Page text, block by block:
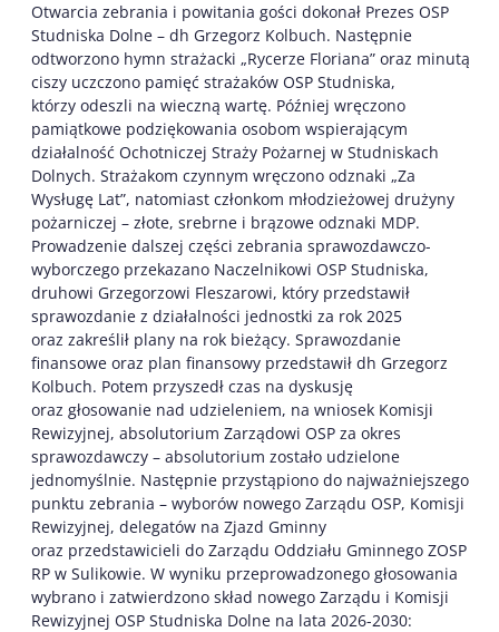
Otwarcia zebrania i powitania gości dokonał Prezes OSP
Studniska Dolne – dh Grzegorz Kolbuch. Następnie
odtworzono hymn strażacki „Rycerze Floriana” oraz minutą
ciszy uczczono pamięć strażaków OSP Studniska,
którzy odeszli na wieczną wartę. Później wręczono
pamiątkowe podziękowania osobom wspierającym
działalność Ochotniczej Straży Pożarnej w Studniskach
Dolnych. Strażakom czynnym wręczono odznaki „Za
Wysługę Lat”, natomiast członkom młodzieżowej drużyny
pożarniczej – złote, srebrne i brązowe odznaki MDP.
Prowadzenie dalszej części zebrania sprawozdawczo-
wyborczego przekazano Naczelnikowi OSP Studniska,
druhowi Grzegorzowi Fleszarowi, który przedstawił
sprawozdanie z działalności jednostki za rok 2025
oraz zakreślił plany na rok bieżący. Sprawozdanie
finansowe oraz plan finansowy przedstawił dh Grzegorz
Kolbuch. Potem przyszedł czas na dyskusję
oraz głosowanie nad udzieleniem, na wniosek Komisji
Rewizyjnej, absolutorium Zarządowi OSP za okres
sprawozdawczy – absolutorium zostało udzielone
jednomyślnie. Następnie przystąpiono do najważniejszego
punktu zebrania – wyborów nowego Zarządu OSP, Komisji
Rewizyjnej, delegatów na Zjazd Gminny
oraz przedstawicieli do Zarządu Oddziału Gminnego ZOSP
RP w Sulikowie. W wyniku przeprowadzonego głosowania
wybrano i zatwierdzono skład nowego Zarządu i Komisji
Rewizyjnej OSP Studniska Dolne na lata 2026-2030: